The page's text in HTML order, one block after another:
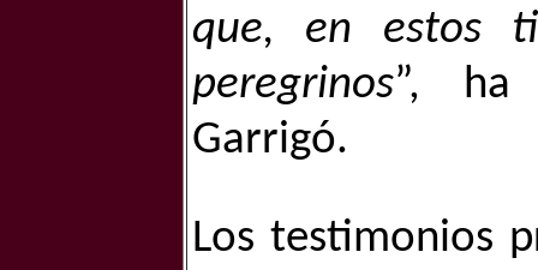
que, en estos
peregrinos”, ha
Garrigó.
Los testimonios